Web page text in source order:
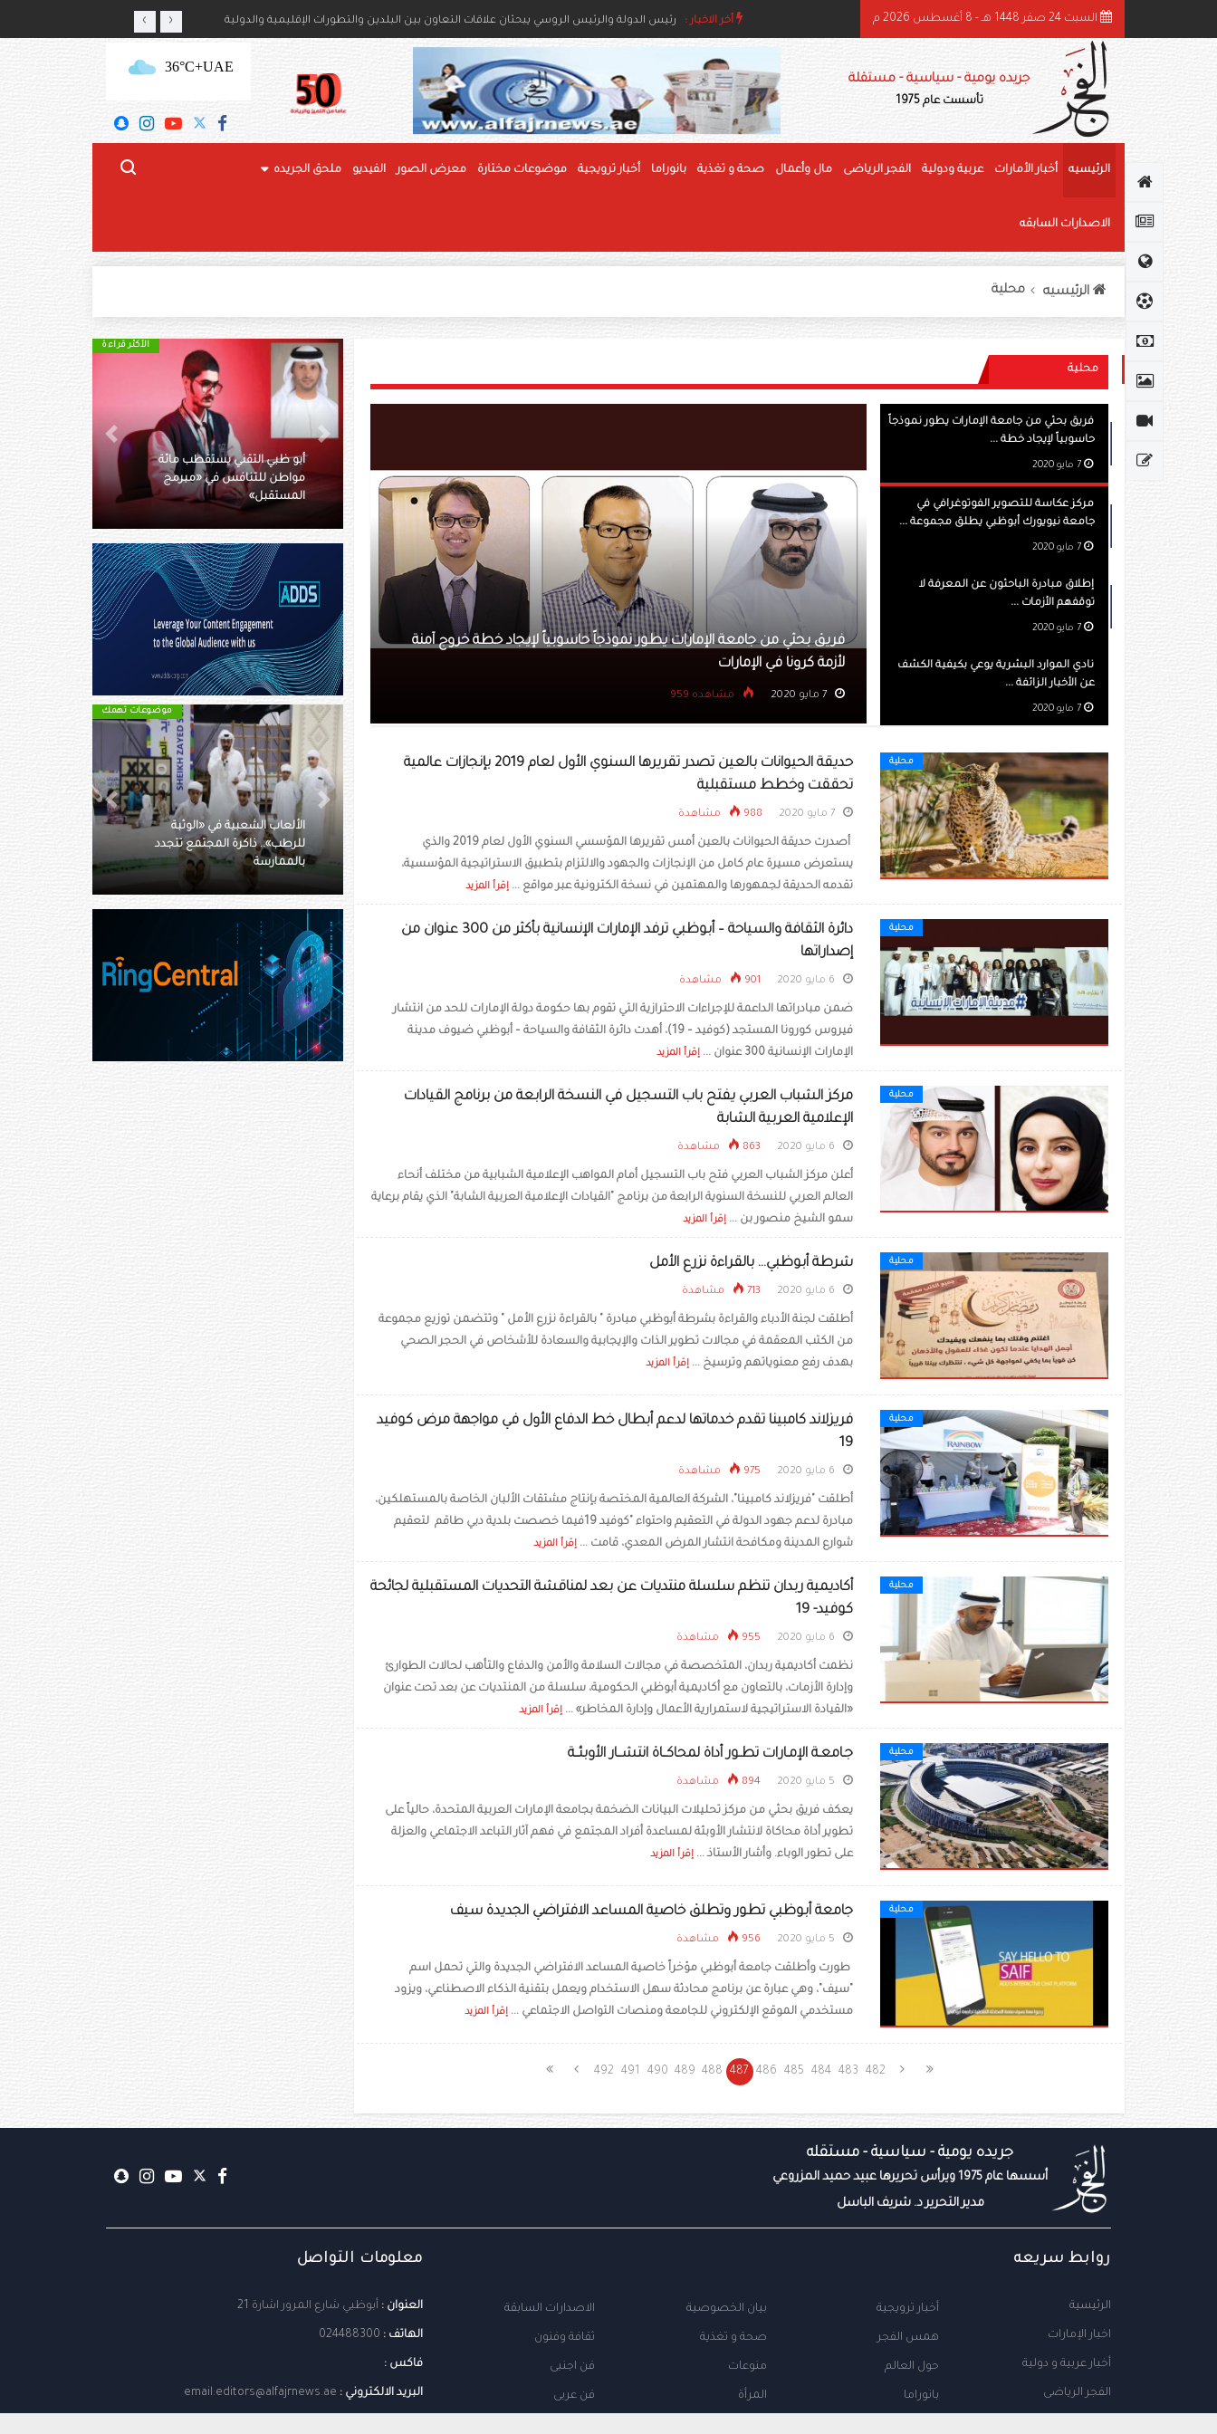
أخر الاخبار :
رئيس الدولة ونائباه يعزون خادم الحرمين بوفاة والدة الأمير حمود بن سعود بن عبدالعزيز آل سعود الدولة ونائباه يهنئون رئيس كوت ديفوار بذكرى استقلال بلاده ‹ › السبت 24 صفر 1448 هـ - 8 أغسطس 2026 م
جريده يومية - سياسية - مستقلة
تأسست عام 1975
UAE
+36°C
الرئيسيه أخبار الأمارات عربية ودولية الفجر الرياضى مال وأعمال صحة و تغذية بانوراما أخبار ترويجية موضوعات مختارة معرض الصور الفيديو ملحق الجريده
الاصدارات السابقه
الرئيسيه محلية
محلية
فريق بحثي من جامعة الإمارات يطور نموذجاً
حاسوبياً لإيجاد خطة ...
مركز عكاسة للتصوير الفوتوغرافي في
جامعة نيويورك أبوظبي يطلق مجموعة ...
إطلاق مبادرة الباحثون عن المعرفة لا
توقفهم الأزمات ...
نادي الموارد البشرية يوعي بكيفية الكشف
عن الأخبار الزائفة ...
جامعة الإمارات يطور نموذجاً حاسوبياً لإيجاد خطة خروج آمنة
مركز عكاسة للتصوير الفوتوغرافي في جامعة نيويورك أبوظبي يطلق مجموعة
نصري فليحان الرقمية من الصور
مشاهده 7058
محلية
حديقة الحيوانات بالعين تصدر تقريرها السنوي الأول لعام 2019 بإنجازات عالمية
تحققت وخطط مستقبلية
988 مشاهدة
أصدرت حديقة الحيوانات بالعين أمس تقريرها المؤسسي السنوي الأول لعام 2019 والذي
يستعرض مسيرة عام كامل من الإنجازات والجهود والالتزام بتطبيق الاستراتيجية المؤسسية،
تقدمه الحديقة لجمهورها والمهتمين في نسخة الكترونية عبر مواقع ... إقرأ المزيد
محلية
دائرة الثقافة والسياحة – أبوظبي ترفد الإمارات الإنسانية بأكثر من 300 عنوان من
إصداراتها
901 مشاهدة
ضمن مبادراتها الداعمة للإجراءات الاحترازية التي تقوم بها حكومة دولة الإمارات للحد من انتشار
فيروس كورونا المستجد (كوفيد – 19)، أهدت دائرة الثقافة والسياحة – أبوظبي ضيوف مدينة
الإمارات الإنسانية 300 عنوان ...
إقرأ المزيد
محلية
مركز الشباب العربي يفتح باب التسجيل في النسخة الرابعة من برنامج القيادات
الإعلامية العربية الشابة
863 مشاهدة
أعلن مركز الشباب العربي فتح باب التسجيل أمام المواهب الإعلامية الشبابية من مختلف أنحاء
العالم العربي للنسخة السنوية الرابعة من برنامج "القيادات الإعلامية العربية الشابة" الذي يقام برعاية
سمو الشيخ منصور بن ... إقرأ المزيد
محلية شرطة أبوظبي... بالقراءة نزرع الأمل
713 مشاهدة
أطلقت لجنة الأدباء والقراءة بشرطة أبوظبي مبادرة " بالقراءة نزرع الأمل " وتتضمن توزيع مجموعة
من الكتب المعقمة في مجالات تطوير الذات والإيجابية والسعادة للأشخاص في الحجر الصحي
بهدف رفع معنوياتهم وترسيخ ... إقرأ المزيد
محلية
فريزلاند كامبينا تقدم خدماتها لدعم أبطال خط الدفاع الأول في مواجهة مرض كوفيد
19
975 مشاهدة
أطلقت "فريزلاند كامبينا"، الشركة العالمية المختصة بإنتاج مشتقات الألبان الخاصة بالمستهلكين،
مبادرة لدعم جهود الدولة في التعقيم واحتواء "كوفيد 19فيما خصصت بلدية دبي طاقم لتعقيم
شوارع المدينة ومكافحة انتشار المرض المعدي، قامت ... إقرأ المزيد
محلية
أكاديمية ربدان تنظم سلسلة منتديات عن بعد لمناقشة التحديات المستقبلية لجائحة
كوفيد- 19
955 مشاهدة
نظمت أكاديمية ربدان، المتخصصة في مجالات السلامة والأمن والدفاع والتأهب لحالات الطوارئ
وإدارة الأزمات، بالتعاون مع أكاديمية أبوظبي الحكومية، سلسلة من المنتديات عن بعد تحت عنوان
«القيادة الاستراتيجية لاستمرارية الأعمال وإدارة المخاطر» ... إقرأ المزيد
محلية جـامعـة الإمـارات تطـور أداة لمحاكــاة انتشــار الأوبئــة
894 مشاهدة
يعكف فريق بحثي من مركز تحليلات البيانات الضخمة بجامعة الإمارات العربية المتحدة، حالياً على
تطوير أداة محاكاة لانتشار الأوبئة لمساعدة أفراد المجتمع في فهم آثار التباعد الاجتماعي والعزلة
على تطور الوباء. وأشار الأستاذ ... إقرأ المزيد
محلية جامعة أبوظبي تطور وتطلق خاصية المساعد الافتراضي الجديدة سيف
956 مشاهدة
طورت وأطلقت جامعة أبوظبي مؤخراً خاصية المساعد الافتراضي الجديدة والتي تحمل اسم
"سيف"، وهي عبارة عن برنامج محادثة سهل الاستخدام ويعمل بتقنية الذكاء الاصطناعي، ويزود
مستخدمي الموقع الإلكتروني للجامعة ومنصات التواصل الاجتماعي ... إقرأ المزيد
482
483
484
485
486
487
488
489
490
491
492
الأكثر قراءة
مواطن للتنافس في «مبرمج
المستقبل»
الأكثر قراءة
جامعة نيويورك أبوظبي تعلن عن
حصول ثلاثة من أعضاء هيئة
التدريس على الإقامة الذهبية في
دولة الإمارات
Previous
Next
موضوعات تهمك
للرطب».. ذاكرة المجتمع تتجدد
بالممارسة
موضوعات تهمك
طلاب موهوبون في الشعر النبطي
يزورون جناح هيئة أبوظبي للتراث
في الوثبة
Previous
Next
جريده يومية - سياسية - مستقله
أسسها عام 1975 ويرأس تحريرها عبيد حميد المزروعي
مدير التحرير د. شريف الباسل
روابط سريعه
الرئيسية
اخبار الإمارات
أخبار عربية و دولية
الفجر الرياضى
أخبار ترويجية
همس الفجر
حول العالم
بانوراما
بيان الخصوصية
صحة و تغذية
منوعات
المرأة
الاصدارات السابقة
ثقافة وفنون
فن اجنبى
فن عربى
معلومات التواصل
العنوان : أبوظبي شارع المرور اشارة 21
الهاتف : 024488300
فاكس :
البريد الالكتروني : email:editors@alfajrnews.ae